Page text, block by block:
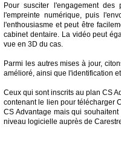
Pour susciter l'engagement
l'empreinte numérique, puis
l'enthousiasme et peut être
cabinet dentaire. La vidéo peut
vue en 3D du cas.
Parmi les autres mises à jour,
amélioré, ainsi que l'identification
Ceux qui sont inscrits au plan CS
contenant le lien pour télécharger
CS Advantage mais qui
niveau logicielle auprès de